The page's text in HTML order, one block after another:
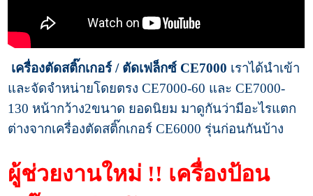
เครื่องตัดสติ๊กเกอร์ / ตัดเฟล็กซ์ CE7000 เราได้นำเข้า
และจัดจำหน่ายโดยตรง CE7000-60 และ CE7000-
130 หน้ากว้าง2ขนาด ยอดนิยม มาดูกันว่ามีอะไรแตก
ต่างจากเครื่องตัดสติ๊กเกอร์ CE6000 รุ่นก่อนกันบ้าง
ผู้ช่วยงานใหม่ !! เครื่องป้อน